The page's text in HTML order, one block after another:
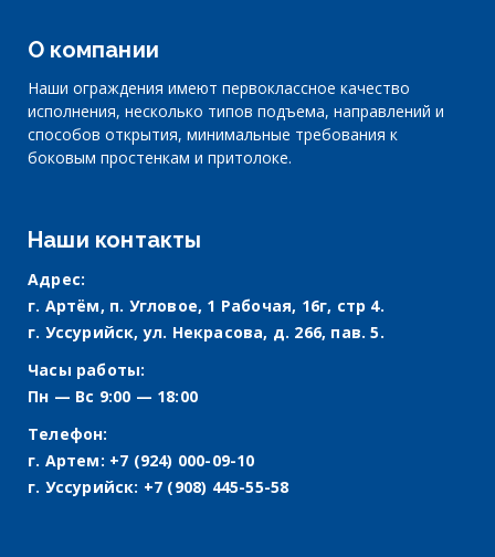
О компании
Наши ограждения имеют первоклассное качество
исполнения, несколько типов подъема, направлений и
способов открытия, минимальные требования к
боковым простенкам и притолоке.
Наши контакты
Адрес:
г. Артём, п. Угловое, 1 Рабочая, 16г, стр 4.
г. Уссурийск, ул. Некрасова, д. 266, пав. 5.
Часы работы:
Пн — Вс 9:00 — 18:00
Телефон:
г. Артем: +7 (924) 000-09-10
г. Уссурийск: +7 (908) 445-55-58